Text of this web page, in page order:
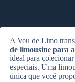
A Vou de Limo
de limousine para
ideal para
especiais. Uma
única que você